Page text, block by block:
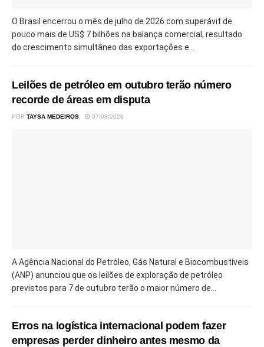
O Brasil encerrou o mês de julho de 2026 com superávit de
pouco mais de US$ 7 bilhões na balança comercial, resultado
do crescimento simultâneo das exportações e...
Leilões de petróleo em outubro terão número
recorde de áreas em disputa
POR TAYSA MEDEIROS 07/08/2026
A Agência Nacional do Petróleo, Gás Natural e Biocombustíveis
(ANP) anunciou que os leilões de exploração de petróleo
previstos para 7 de outubro terão o maior número de...
Erros na logística internacional podem fazer
empresas perder dinheiro antes mesmo da